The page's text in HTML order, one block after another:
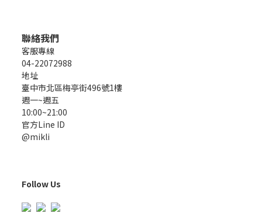
聯絡我們
客服專線
04-22072988
地址
臺中市北區梅亭街496號1樓
週一~週五
10:00~21:00
官方Line ID
@mikli
Follow Us